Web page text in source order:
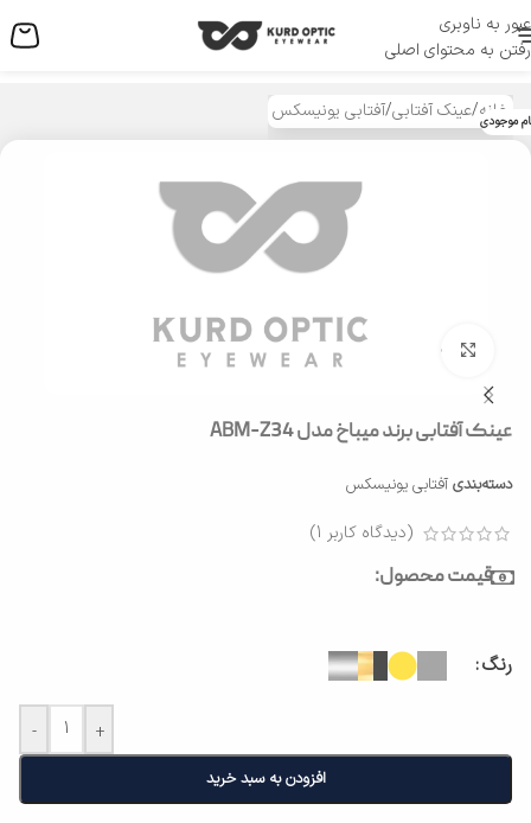
عبور به ناوبری
رفتن به محتوای اصلی
منو
خانه/عینک آفتابی/آفتابی یونیسکس موجودی
بزرگنمایی تصویر
عینک آفتابی برند میباخ مدل ABM-Z34
دسته‌بندی آفتابی یونیسکس
(دیدگاه کاربر 1
)
قیمت محصول:
رنگ
- +
افزودن به سبد خرید